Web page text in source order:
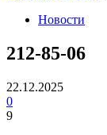
Новости
212-85-06
22.12.2025
0
9